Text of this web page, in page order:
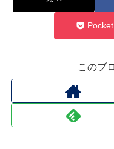
Pocket
このブ